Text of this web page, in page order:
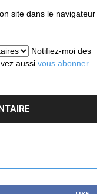
site dans le navigateur
Notifiez-moi des
aussi vous abonner